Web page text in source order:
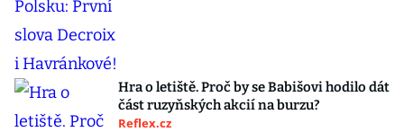
Hra o letiště. Proč by se Babišovi hodilo dát
část ruzyňských akcií na burzu?
Reflex.cz